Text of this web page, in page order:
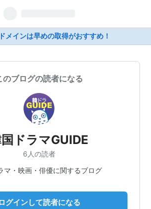
メインは早めの取得がおすすめ！
のブログの読者になる
ドラマGUIDE
6人の読者
マ・映画・俳優に関するブログ
グインして読者になる